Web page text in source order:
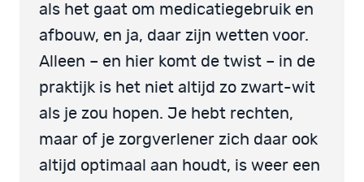
als het gaat om medicatiegebruik en
afbouw, en ja, daar zijn wetten voor.
Alleen – en hier komt de twist – in de
praktijk is het niet altijd zo zwart-wit
als je zou hopen. Je hebt rechten,
maar of je zorgverlener zich daar ook
altijd optimaal aan houdt, is weer een